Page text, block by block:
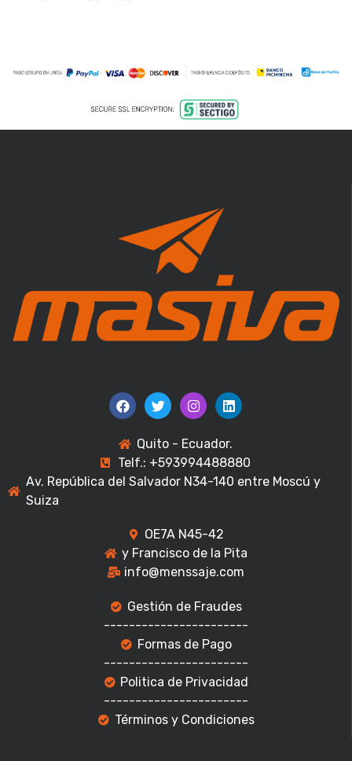
Quito - Ecuador.
Telf.: +593994488880
Av. República del Salvador N34-140 entre Moscú y
Suiza
OE7A N45-42
y Francisco de la Pita
info@menssaje.com
Gestión de Fraudes
-----------------------
Formas de Pago
-----------------------
Politica de Privacidad
-----------------------
Términos y Condiciones